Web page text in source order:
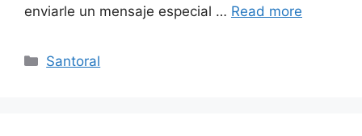
enviarle un mensaje especial … Read more
Categories
Santoral